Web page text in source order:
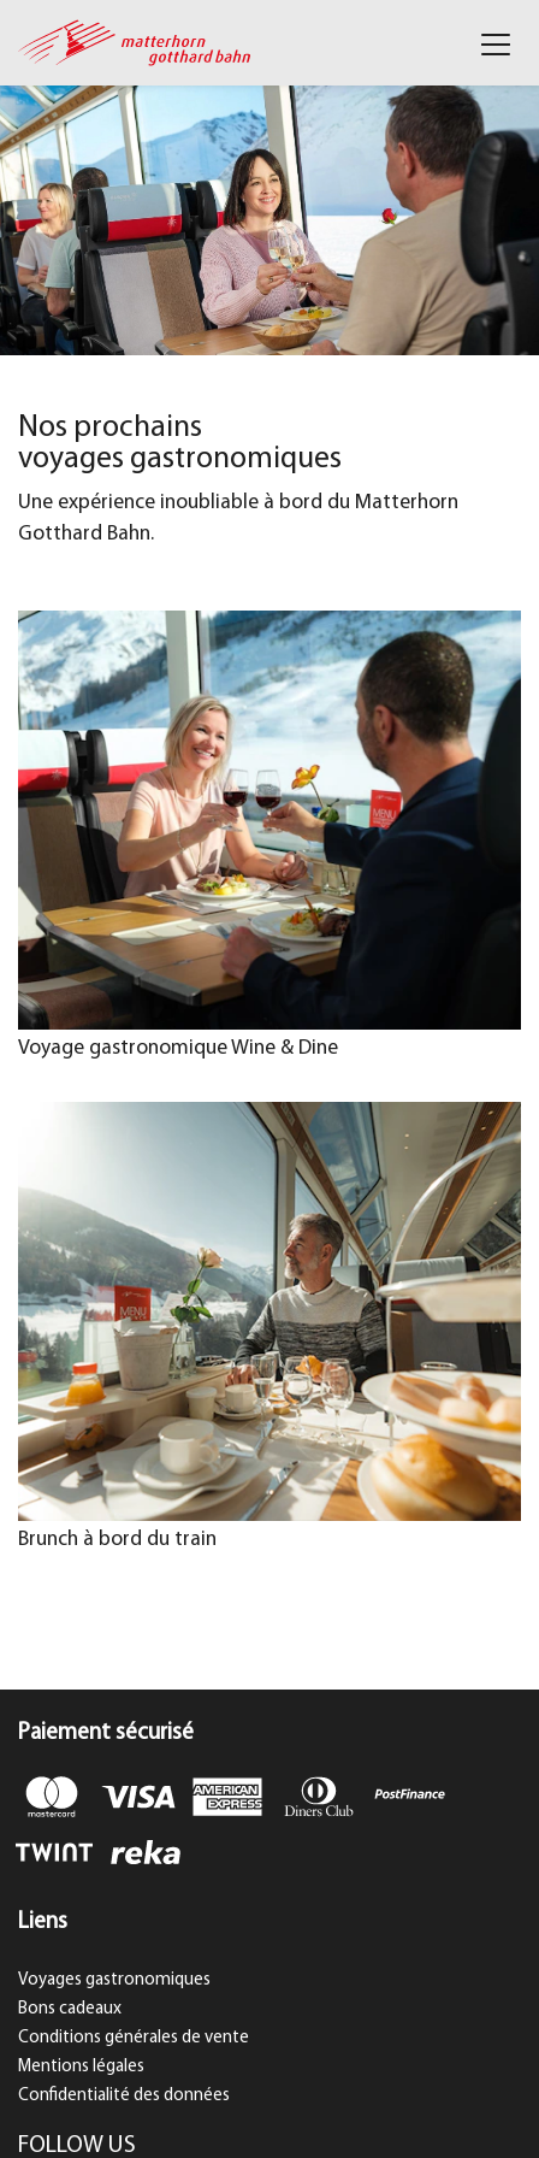
Nos prochains
voyages gastronomiques
Une expérience inoubliable à bord du Matterhorn
Gotthard Bahn.
Voyage gastronomique Wine & Dine
Brunch à bord du train
Paiement sécurisé
Liens
Voyages gastronomiques
Bons cadeaux
Conditions générales de vente
Mentions légales
Confidentialité des données
FOLLOW US